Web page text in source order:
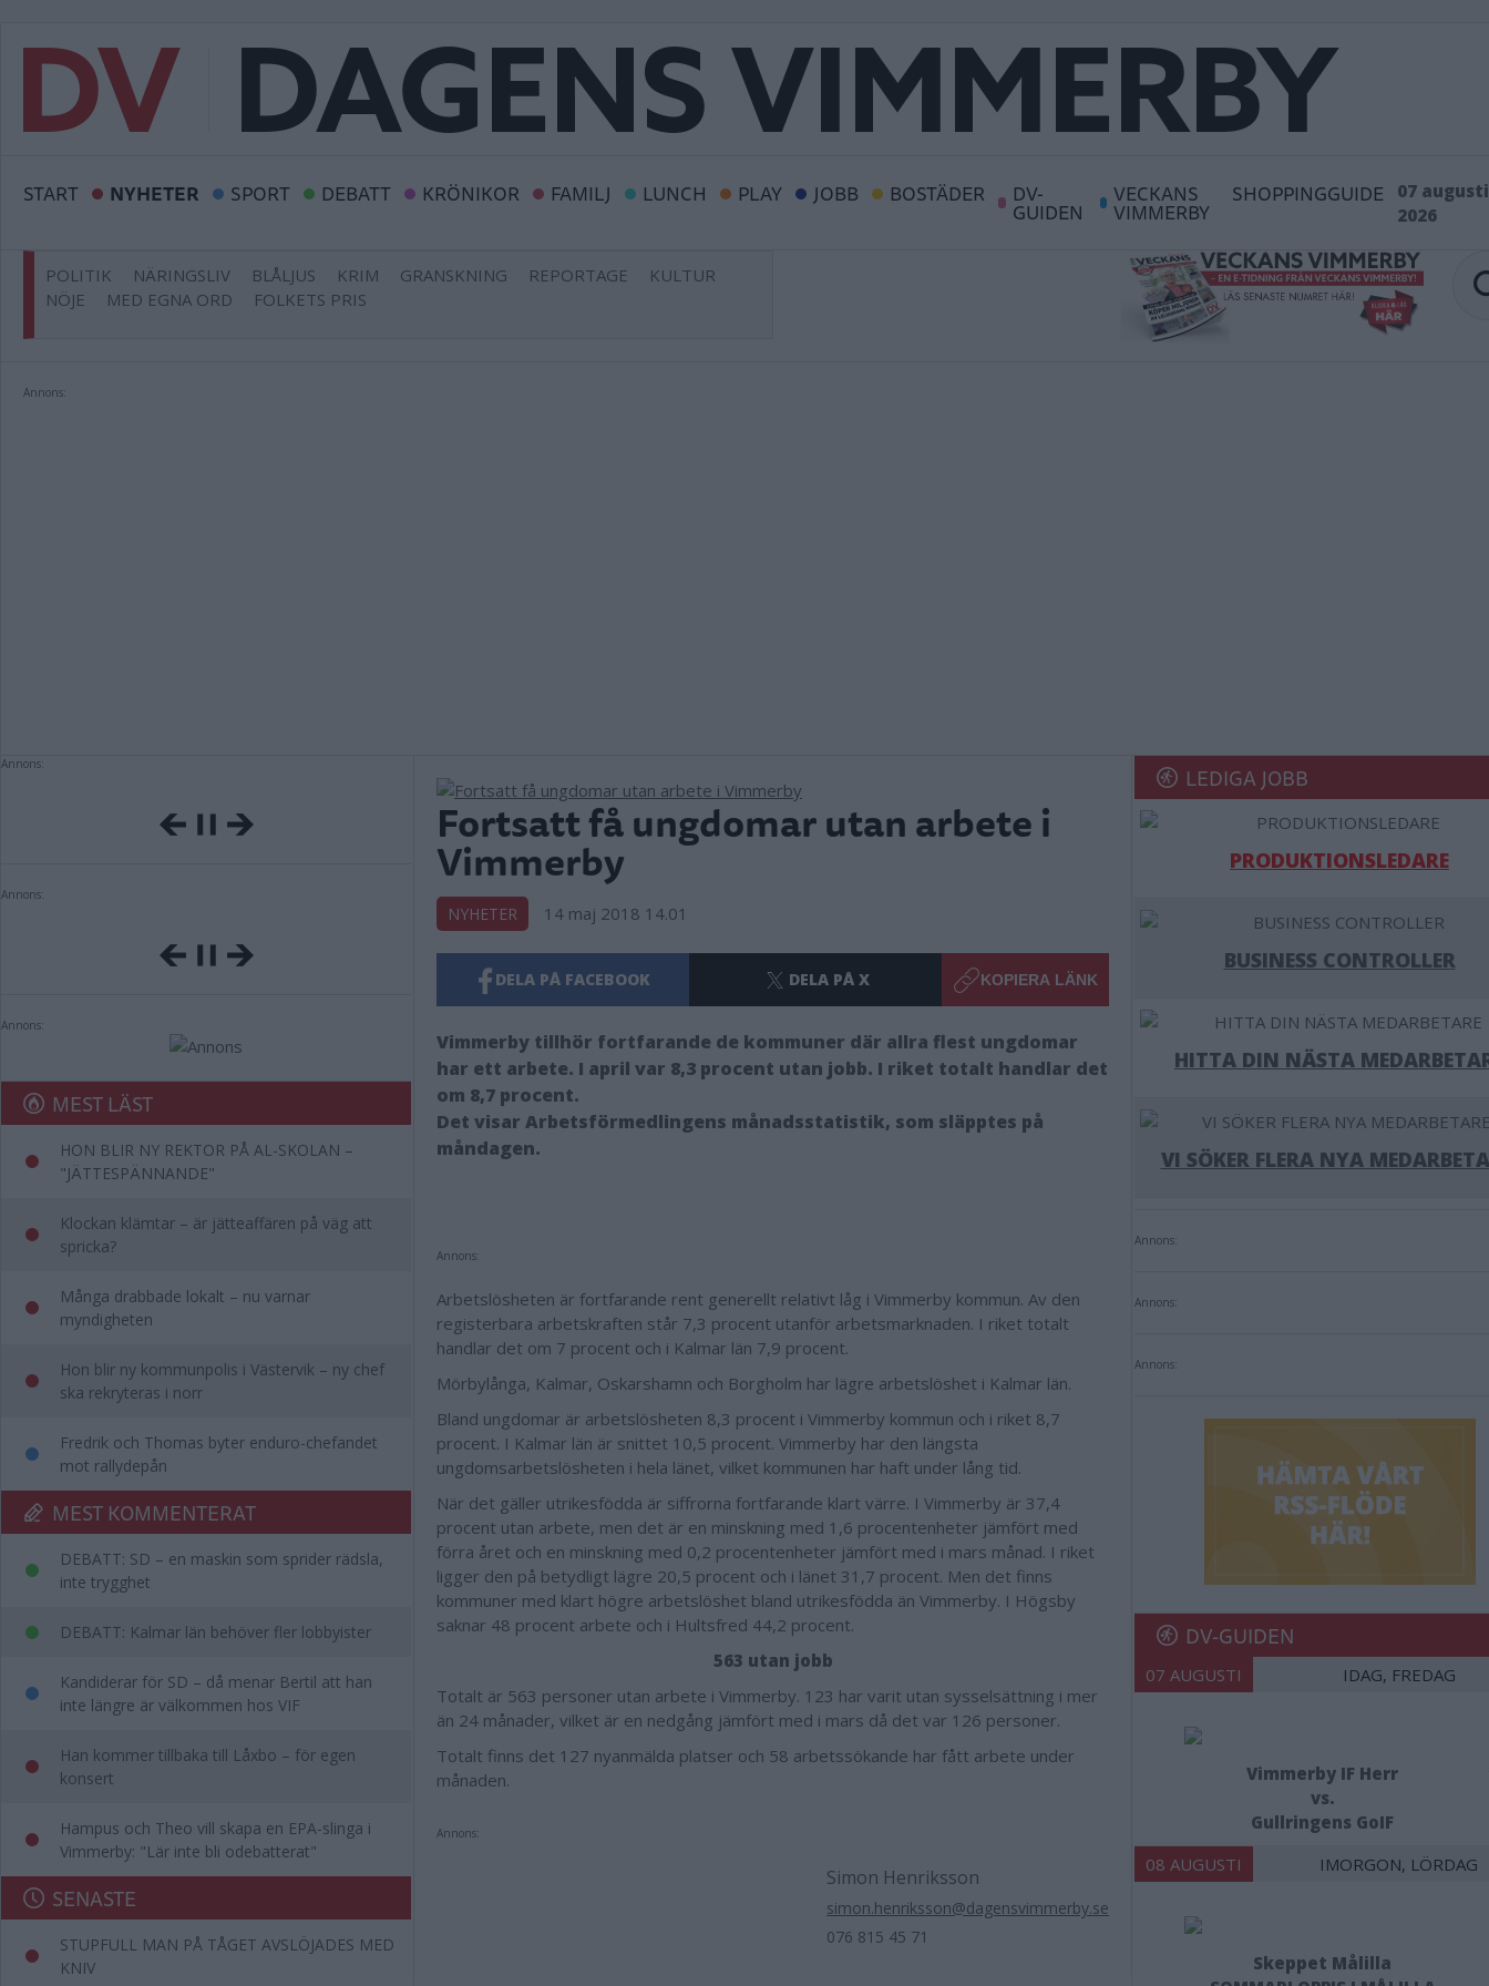
START NYHETER SPORT DEBATT KRÖNIKOR FAMILJ LUNCH PLAY JOBB BOSTÄDER DV-
GUIDEN
VECKANS
VIMMERBY
SHOPPINGGUIDE
07 augusti
2026
POLITIK NÄRINGSLIV BLÅLJUS KRIM GRANSKNING REPORTAGE
KULTUR
NÖJE
MED EGNA ORD FOLKETS PRIS
Annons:
Annons:
Annons:
Annons:
MEST LÄST
HON BLIR NY REKTOR PÅ AL-SKOLAN –
"JÄTTESPÄNNANDE"
Klockan klämtar – är jätteaffären på väg att
spricka?
Många drabbade lokalt – nu varnar
myndigheten
Hon blir ny kommunpolis i Västervik – ny chef
ska rekryteras i norr
Fredrik och Thomas byter enduro-chefandet
mot rallydepån
MEST KOMMENTERAT
DEBATT: SD – en maskin som sprider rädsla,
inte trygghet
DEBATT: Kalmar län behöver fler lobbyister
Kandiderar för SD – då menar Bertil att han
inte längre är välkommen hos VIF
Han kommer tillbaka till Låxbo – för egen
konsert
Hampus och Theo vill skapa en EPA-slinga i
Vimmerby: "Lär inte bli odebatterat"
SENASTE
STUPFULL MAN PÅ TÅGET AVSLÖJADES MED
KNIV
Fortsatt få ungdomar utan arbete i
Vimmerby
NYHETER 14 maj 2018 14.01
DELA PÅ FACEBOOK DELA PÅ X KOPIERA LÄNK
Vimmerby tillhör fortfarande de kommuner där allra flest ungdomar
har ett arbete. I april var 8,3 procent utan jobb. I riket totalt handlar det
om 8,7 procent.
Det visar Arbetsförmedlingens månadsstatistik, som släpptes på
måndagen.
Annons:
Arbetslösheten är fortfarande rent generellt relativt låg i Vimmerby kommun. Av den
registerbara arbetskraften står 7,3 procent utanför arbetsmarknaden. I riket totalt
handlar det om 7 procent och i Kalmar län 7,9 procent.
Mörbylånga, Kalmar, Oskarshamn och Borgholm har lägre arbetslöshet i Kalmar län.
Bland ungdomar är arbetslösheten 8,3 procent i Vimmerby kommun och i riket 8,7
procent. I Kalmar län är snittet 10,5 procent. Vimmerby har den längsta
ungdomsarbetslösheten i hela länet, vilket kommunen har haft under lång tid.
När det gäller utrikesfödda är siffrorna fortfarande klart värre. I Vimmerby är 37,4
procent utan arbete, men det är en minskning med 1,6 procentenheter jämfört med
förra året och en minskning med 0,2 procentenheter jämfört med i mars månad. I riket
ligger den på betydligt lägre 20,5 procent och i länet 31,7 procent. Men det finns
kommuner med klart högre arbetslöshet bland utrikesfödda än Vimmerby. I Högsby
saknar 48 procent arbete och i Hultsfred 44,2 procent.
563 utan jobb
Totalt är 563 personer utan arbete i Vimmerby. 123 har varit utan sysselsättning i mer
än 24 månader, vilket är en nedgång jämfört med i mars då det var 126 personer.
Totalt finns det 127 nyanmälda platser och 58 arbetssökande har fått arbete under
månaden.
Annons:
Simon Henriksson
simon.henriksson@dagensvimmerby.se
076 815 45 71
LEDIGA JOBB
PRODUKTIONSLEDARE
BUSINESS CONTROLLER
HITTA DIN NÄSTA
VI SÖKER FLERA NYA
Annons:
Annons:
Annons:
DV-GUIDEN
07 AUGUSTI IDAG, FREDAG
Vimmerby IF Herr
vs.
Gullringens GoIF
08 AUGUSTI IMORGON, LÖRDAG
Skeppet Målilla